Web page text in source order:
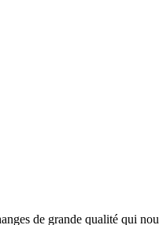
de grande qualité qui